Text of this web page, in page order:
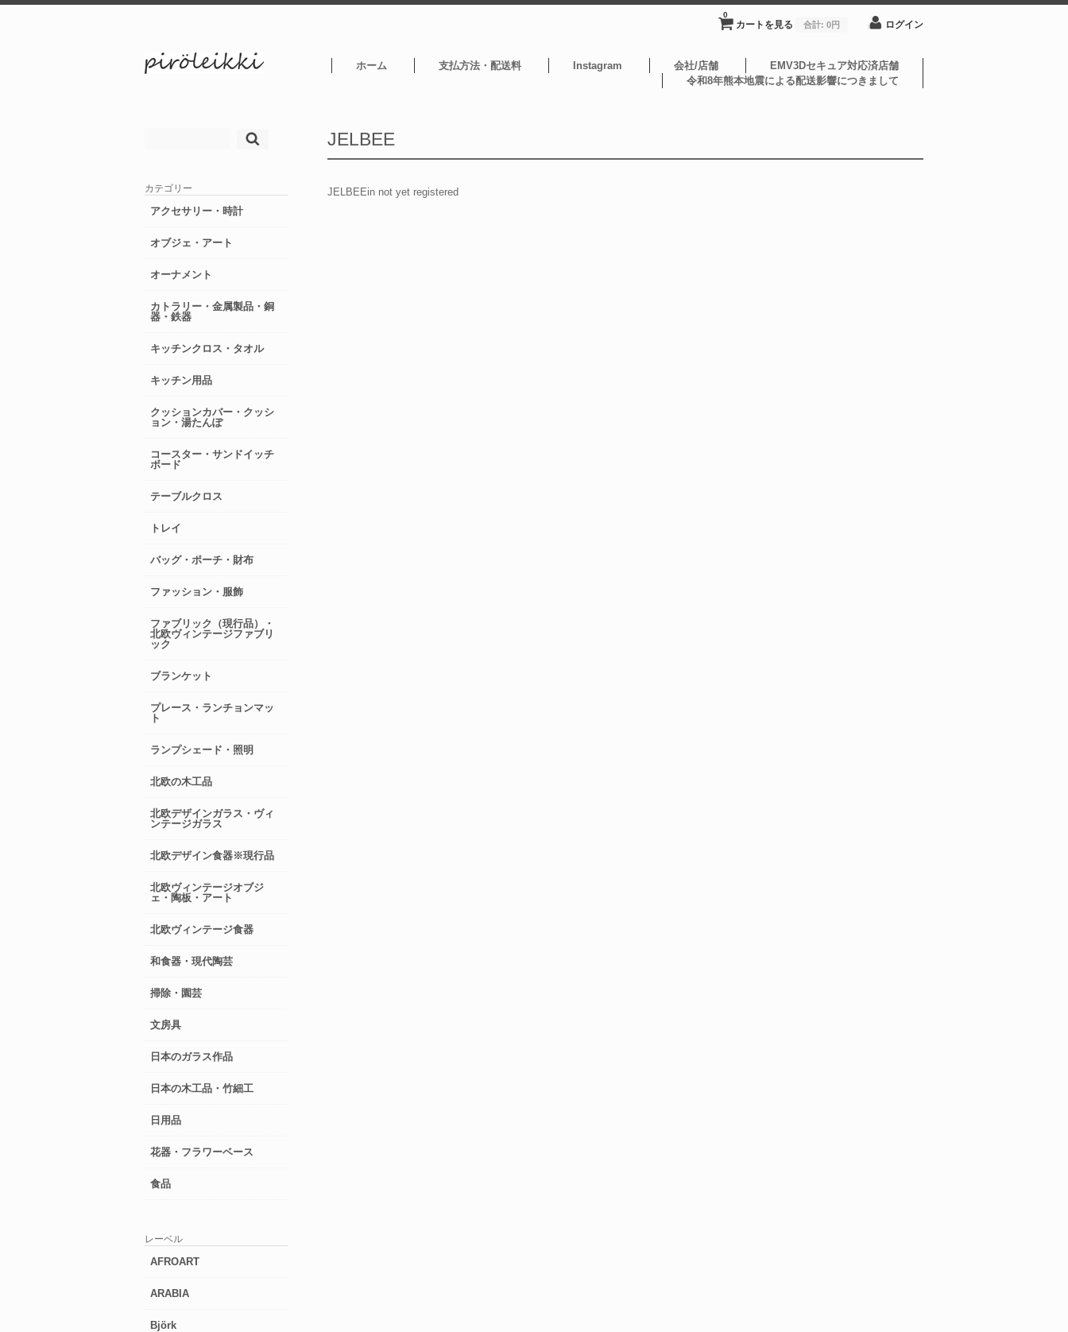
カートを見る
0
合計: 0円 ログイン
ホーム 支払方法・配送料 Instagram 会社/店舗
EMV3Dセキュア対応済店舗
令和8年熊本地震による配送影響につきまして
JELBEE
JELBEEin not yet registered
カテゴリー
アクセサリー・時計
オブジェ・アート
オーナメント
カトラリー・金属製品・銅
器・鉄器
キッチンクロス・タオル
キッチン用品
クッションカバー・クッシ
ョン・湯たんぽ
コースター・サンドイッチ
ボード
テーブルクロス
トレイ
バッグ・ポーチ・財布
ファッション・服飾
ファブリック（現行品）・
北欧ヴィンテージファブリ
ック
ブランケット
プレース・ランチョンマッ
ト
ランプシェード・照明
北欧の木工品
北欧デザインガラス・ヴィ
ンテージガラス
北欧デザイン食器※現行品
北欧ヴィンテージオブジ
ェ・陶板・アート
北欧ヴィンテージ食器
和食器・現代陶芸
掃除・園芸
文房具
日本のガラス作品
日本の木工品・竹細工
日用品
花器・フラワーベース
食品
レーベル
AFROART
ARABIA
Björk